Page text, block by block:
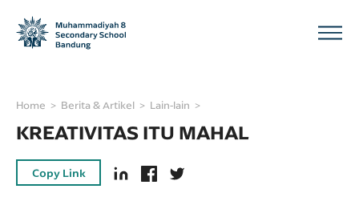
Home Berita & Artikel Lain-lain
KREATIVITAS ITU MAHAL
Copy Link